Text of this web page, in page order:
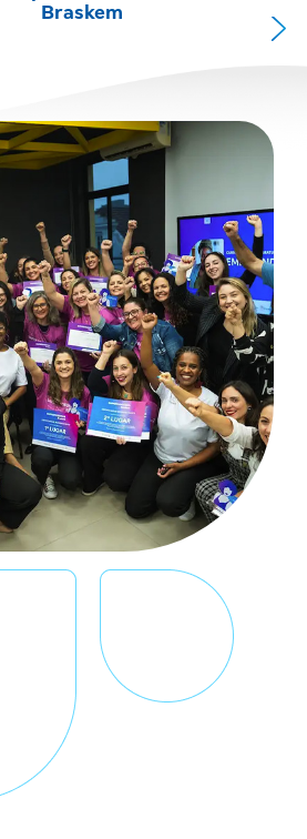
Braskem